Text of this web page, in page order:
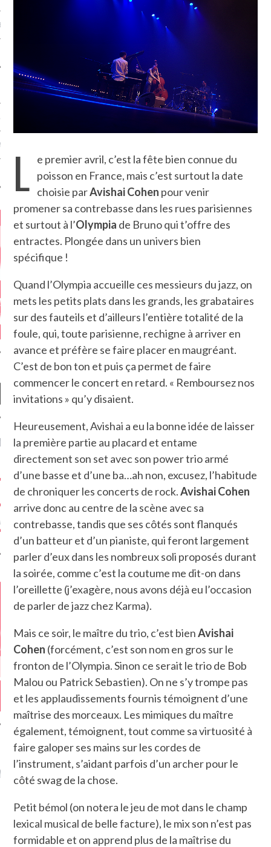
CRITIQUES
REV...
5.4
CLAN – A BE...
6.8
– HEL...
KARMA –
ANNIVERSAIRE
L e premier avril, c’est la fête bien connue du
poisson en France, mais c’est surtout la date
choisie parAvishai Cohen pour venir
promener sa contrebasse dans les rues parisiennes
et surtout à l’Olympia de Bruno qui t’offre des
entractes. Plongée dans un univers bien
spécifique !
Quand l’Olympia accueille ces messieurs du jazz, on
mets les petits plats dans les grands, les grabataires
sur des fauteils et d’ailleurs l’entière totalité de la
foule, qui, toute parisienne, rechigne à arriver en
avance et préfère se faire placer en maugréant.
C’est de bon ton et puis ça permet de faire
commencer le concert en retard. « Remboursez nos
invitations » qu’y disaient.
Heureusement, Avishai a eu la bonne idée de laisser
la première partie au placard et entame
directement son set avec son power trio armé
d’une basse et d’une ba…ah non, excusez, l’habitude
de chroniquer les concerts de rock.Avishai Cohen
arrive donc au centre de la scène avec sa
contrebasse, tandis que ses côtés sont flanqués
d’un batteur et d’un pianiste, qui feront largement
parler d’eux dans les nombreux soli proposés durant
la soirée, comme c’est la coutume me dit-on dans
l’oreillette (j’exagère, nous avons déjà eu l’occasion
de parler de jazz chez Karma).
Mais ce soir, le maître du trio, c’est bienAvishai
Cohen (forcément, c’est son nom en gros sur le
fronton de l’Olympia. Sinon ce serait le trio de Bob
Malou ou Patrick Sebastien). On ne s’y trompe pas
et les applaudissements fournis témoignent d’une
maîtrise des morceaux. Les mimiques du maître
également, témoignent, tout comme sa virtuosité à
faire galoper ses mains sur les cordes de
l’instrument, s’aidant parfois d’un archer pour le
côté swag de la chose.
Petit bémol (on notera le jeu de mot dans le champ
lexical musical de belle facture), le mix son n’est pas
formidable et on apprend plus de la maîtrise du